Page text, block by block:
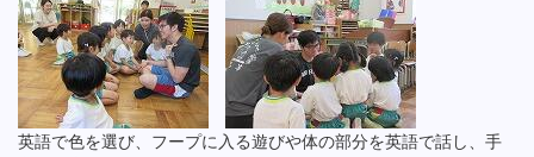
英語で色を選び、フープに入る遊びや体の部分を英語で話し、手